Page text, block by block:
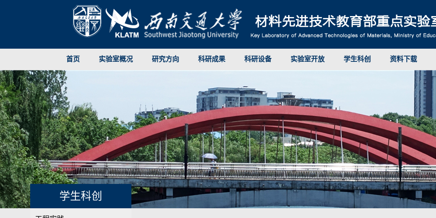
首页 实验室概况 研究方向 科研成果 科研设备 实验室开放 学生科创 资料下载
学生科创